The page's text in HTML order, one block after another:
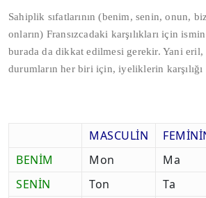
Sahiplik sıfatlarının (benim, senin, onun,
onların) Fransızcadaki karşılıkları için
burada da dikkat edilmesi gerekir. Yani
durumların her biri için, iyeliklerin karşılığı
MASCULİN
BENİM
Mon Ma
SENİN
Ton Ta